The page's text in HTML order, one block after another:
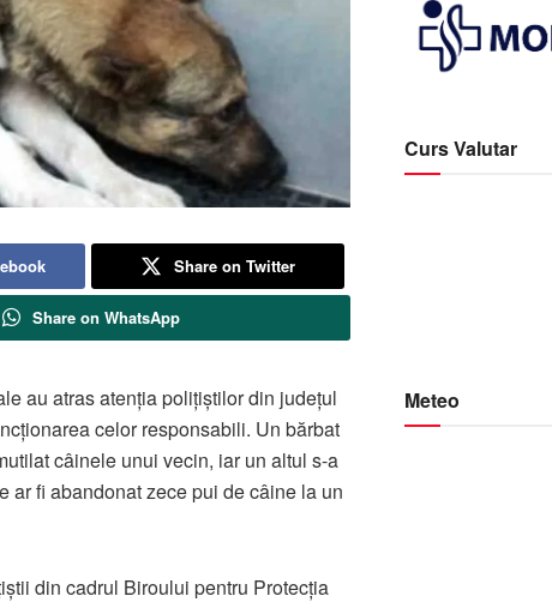
Share on Twitter
Share on WhatsApp
au atras atenția polițiștilor din județul
celor responsabili. Un bărbat
câinele unui vecin, iar un altul s-a
ar fi abandonat zece pui de câine la un
din cadrul Biroului pentru Protecția
Curs Valutar
Meteo